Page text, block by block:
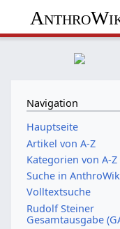
Navigation
Hauptseite
Artikel von A-Z
Kategorien von A-Z
Suche in
Volltextsuche
Rudolf Steiner
Gesamtausgabe